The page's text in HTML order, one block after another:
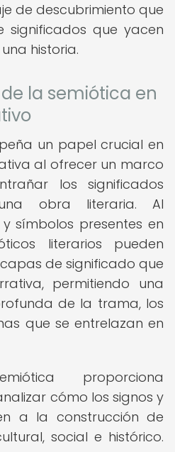
de descubrimiento que
significados que yacen
historia.
la semiótica en
un papel crucial en
al ofrecer un marco
los significados
obra literaria. Al
símbolos presentes en
literarios pueden
de significado que
permitiendo una
de la trama, los
que se entrelazan en
proporciona
cómo los signos y
a la construcción de
social e histórico.